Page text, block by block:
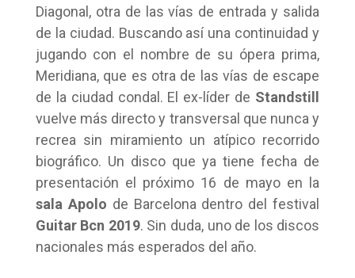
Diagonal, otra de las vías de entrada y salida
de la ciudad. Buscando así una continuidad y
jugando con el nombre de su ópera prima,
Meridiana, que es otra de las vías de escape
de la ciudad condal. El ex-líder de Standstill
vuelve más directo y transversal que nunca y
recrea sin miramiento un atípico recorrido
biográfico. Un disco que ya tiene fecha de
presentación el próximo 16 de mayo en la
sala Apolo de Barcelona dentro del festival
Guitar Bcn 2019. Sin duda, uno de los discos
nacionales más esperados del año.